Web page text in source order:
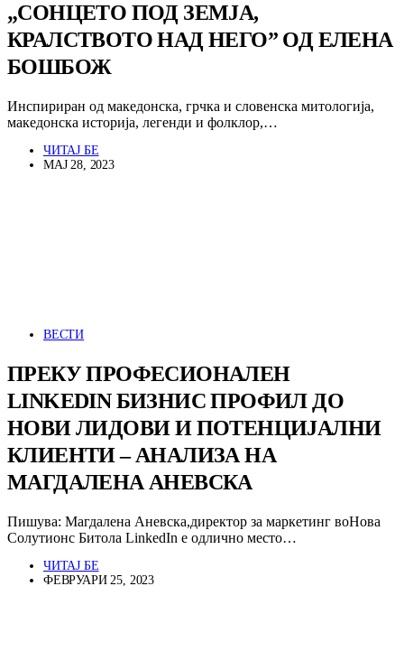
„СОНЦЕТО ПОД ЗЕМЈА,
КРАЛСТВОТО НАД НЕГО” ОД ЕЛЕНА
БОШБОЖ
Инспириран од македонска, грчка и словенска митологија,
македонска историја, легенди и фолклор,…
ЧИТАЈ БЕ
МАЈ 28, 2023
ВЕСТИ
ПРЕКУ ПРОФЕСИОНАЛЕН
LINKEDIN БИЗНИС ПРОФИЛ ДО
НОВИ ЛИДОВИ И ПОТЕНЦИЈАЛНИ
КЛИЕНТИ – АНАЛИЗА НА
МАГДАЛЕНА АНЕВСКА
Пишува: Магдалена Аневска,директор за маркетинг воНова
Солутионс Битола LinkedIn е одлично место…
ЧИТАЈ БЕ
ФЕВРУАРИ 25, 2023